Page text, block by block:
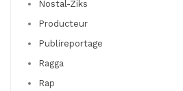
Nostal-Ziks
Producteur
Publireportage
Ragga
Rap